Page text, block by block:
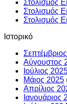
Στολισμός
Στολισμός
Στολισμός
Ιστορικό
Αύγουστος
Ιούλιος
Μάιος 2025
Απρίλιος
Ιανουάριος